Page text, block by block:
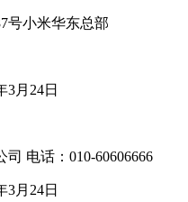
号小米华东总部
3月24日
电话：010-60606666
3月24日